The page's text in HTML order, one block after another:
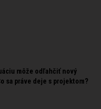
môže odľahčiť nový
sa práve deje s projektom?